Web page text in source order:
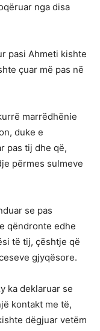
nga disa
pasi Ahmeti kishte
çuar më pas në
marrëdhënie
duke e
pas tij dhe që,
përmes sulmeve
se pas
qëndronte edhe
të tij, çështje që
gjyqësore.
ka deklaruar se
kontakt me të,
dëgjuar vetëm